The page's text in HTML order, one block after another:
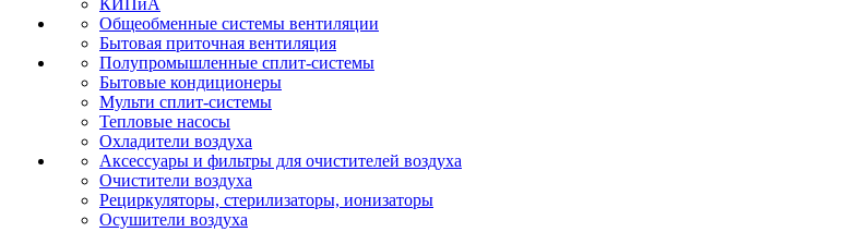
КИПиА
Общеобменные системы вентиляции
Бытовая приточная вентиляция
Полупромышленные сплит-системы
Бытовые кондиционеры
Мульти сплит-системы
Тепловые насосы
Охладители воздуха
Аксессуары и фильтры для очистителей воздуха
Очистители воздуха
Рециркуляторы, стерилизаторы, ионизаторы
Осушители воздуха